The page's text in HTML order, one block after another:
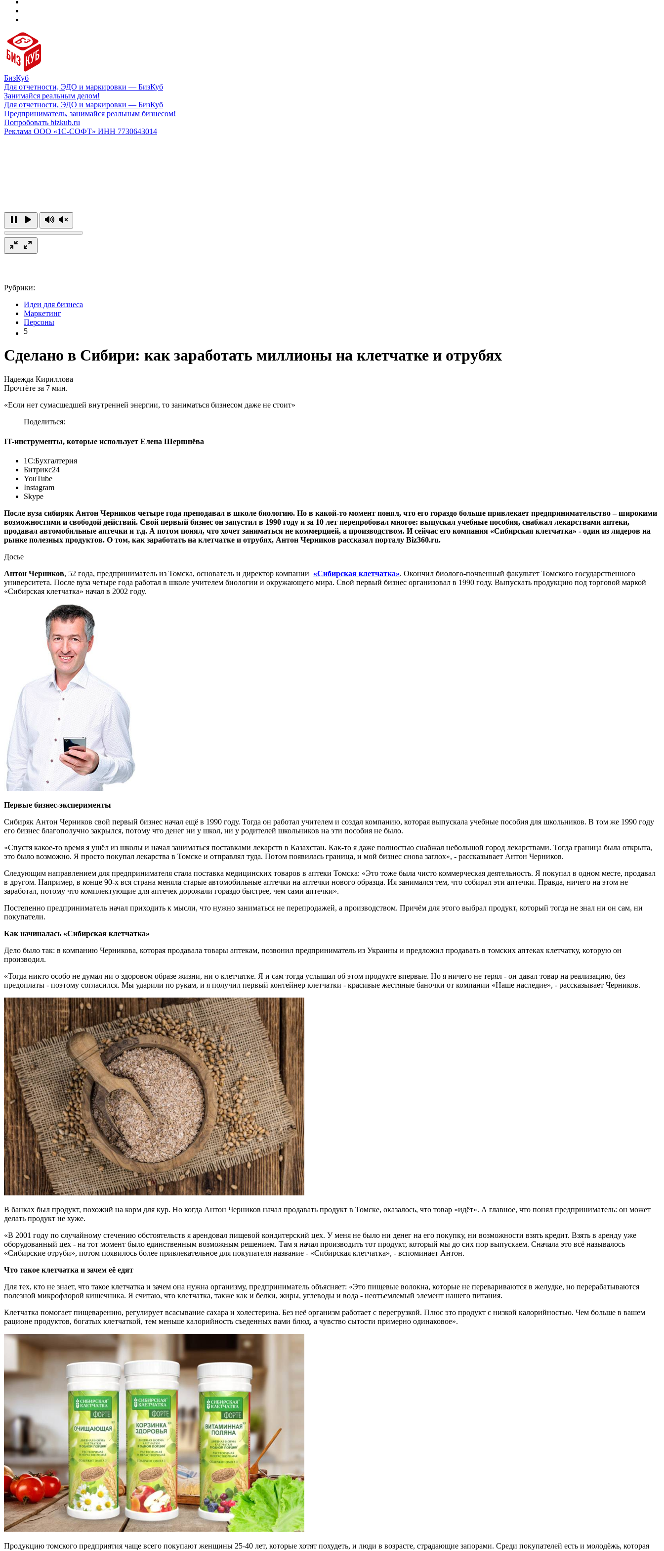
БизКуб
Для отчетности, ЭДО и маркировки — БизКуб
Занимайся реальным делом!
Для отчетности, ЭДО и маркировки — БизКуб
Предприниматель, занимайся реальным бизнесом!
Попробовать bizkub.ru
Реклама ООО «1С-СОФТ» ИНН 7730643014
Рубрики:
Идеи для бизнеса
Маркетинг
Персоны
5
Сделано в Сибири: как заработать миллионы на клетчатке и отрубях
Надежда Кириллова
Прочтёте за 7 мин.
«Если нет сумасшедшей внутренней энергии, то заниматься бизнесом даже не стоит»
Поделиться:
IT-инструменты, которые использует Елена Шершнёва
1С:Бухгалтерия
Битрикс24
YouTube
Instagram
Skype
После вуза сибиряк Антон Черников четыре года преподавал в школе биологию. Но в какой-то момент понял, что его гораздо больше привлекает предпринимательство – широкими
возможностями и свободой действий. Свой первый бизнес он запустил в 1990 году и за 10 лет перепробовал многое: выпускал учебные пособия, снабжал лекарствами аптеки,
продавал автомобильные аптечки и т.д. А потом понял, что хочет заниматься не коммерцией, а производством. И сейчас его компания «Сибирская клетчатка» - один из лидеров на
рынке полезных продуктов. О том, как заработать на клетчатке и отрубях, Антон Черников рассказал порталу Biz360.ru.
Досье
Антон Черников, 52 года, предприниматель из Томска, основатель и директор компании «Сибирская клетчатка». Окончил биолого-почвенный факультет Томского государственного
университета. После вуза четыре года работал в школе учителем биологии и окружающего мира. Свой первый бизнес организовал в 1990 году. Выпускать продукцию под торговой маркой
«Сибирская клетчатка» начал в 2002 году.
Первые бизнес-эксперименты
Сибиряк Антон Черников свой первый бизнес начал ещё в 1990 году. Тогда он работал учителем и создал компанию, которая выпускала учебные пособия для школьников. В том же 1990 году
его бизнес благополучно закрылся, потому что денег ни у школ, ни у родителей школьников на эти пособия не было.
«Спустя какое-то время я ушёл из школы и начал заниматься поставками лекарств в Казахстан. Как-то я даже полностью снабжал небольшой город лекарствами. Тогда граница была открыта,
это было возможно. Я просто покупал лекарства в Томске и отправлял туда. Потом появилась граница, и мой бизнес снова заглох», - рассказывает Антон Черников.
Следующим направлением для предпринимателя стала поставка медицинских товаров в аптеки Томска: «Это тоже была чисто коммерческая деятельность. Я покупал в одном месте, продавал
в другом. Например, в конце 90-х вся страна меняла старые автомобильные аптечки на аптечки нового образца. Ия занимался тем, что собирал эти аптечки. Правда, ничего на этом не
заработал, потому что комплектующие для аптечек дорожали гораздо быстрее, чем сами аптечки».
Постепенно предприниматель начал приходить к мысли, что нужно заниматься не перепродажей, а производством. Причём для этого выбрал продукт, который тогда не знал ни он сам, ни
покупатели.
Как начиналась «Сибирская клетчатка»
Дело было так: в компанию Черникова, которая продавала товары аптекам, позвонил предприниматель из Украины и предложил продавать в томских аптеках клетчатку, которую он
производил.
«Тогда никто особо не думал ни о здоровом образе жизни, ни о клетчатке. Я и сам тогда услышал об этом продукте впервые. Но я ничего не терял - он давал товар на реализацию, без
предоплаты - поэтому согласился. Мы ударили по рукам, и я получил первый контейнер клетчатки - красивые жестяные баночки от компании «Наше наследие», - рассказывает Черников.
В банках был продукт, похожий на корм для кур. Но когда Антон Черников начал продавать продукт в Томске, оказалось, что товар «идёт». А главное, что понял предприниматель: он может
делать продукт не хуже.
«В 2001 году по случайному стечению обстоятельств я арендовал пищевой кондитерский цех. У меня не было ни денег на его покупку, ни возможности взять кредит. Взять в аренду уже
оборудованный цех - на тот момент было единственным возможным решением. Там я начал производить тот продукт, который мы до сих пор выпускаем. Сначала это всё называлось
«Сибирские отруби», потом появилось более привлекательное для покупателя название - «Сибирская клетчатка», - вспоминает Антон.
Что такое клетчатка и зачем её едят
Для тех, кто не знает, что такое клетчатка и зачем она нужна организму, предприниматель объясняет: «Это пищевые волокна, которые не перевариваются в желудке, но перерабатываются
полезной микрофлорой кишечника. Я считаю, что клетчатка, также как и белки, жиры, углеводы и вода - неотъемлемый элемент нашего питания.
Клетчатка помогает пищеварению, регулирует всасывание сахара и холестерина. Без неё организм работает с перегрузкой. Плюс это продукт с низкой калорийностью. Чем больше в вашем
рационе продуктов, богатых клетчаткой, тем меньше калорийность съеденных вами блюд, а чувство сытости примерно одинаковое».
Продукцию томского предприятия чаще всего покупают женщины 25-40 лет, которые хотят похудеть, и люди в возрасте, страдающие запорами. Среди покупателей есть и молодёжь, которая